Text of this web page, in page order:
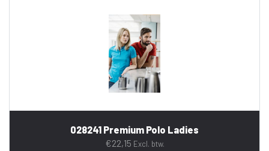
028241 Premium Polo Ladies
€22,15 Excl. btw.